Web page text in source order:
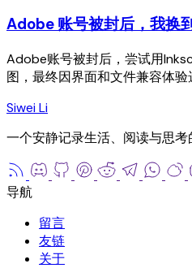
Adobe 账号被封后，我换
Adobe账号被封后，尝试用
图，最终因界面和文件兼容体验
Siwei Li
一个安静记录生活、阅读与思考
留言
友链
关于